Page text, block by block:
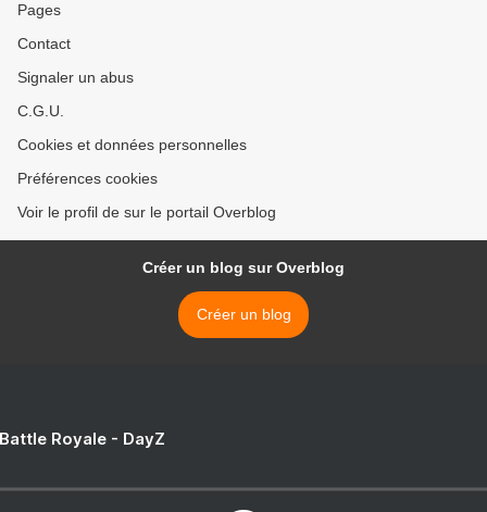
Pages
Contact
Signaler un abus
C.G.U.
Cookies et données personnelles
Préférences cookies
Voir le profil de sur le portail Overblog
Créer un blog sur Overblog
Créer un blog
Royale - DayZ